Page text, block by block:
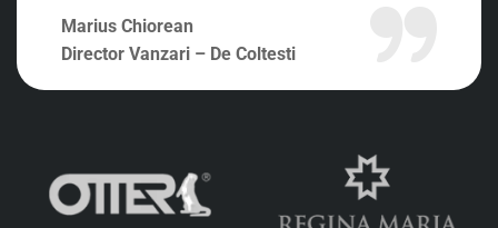
Marius Chiorean
Director Vanzari – De Coltesti